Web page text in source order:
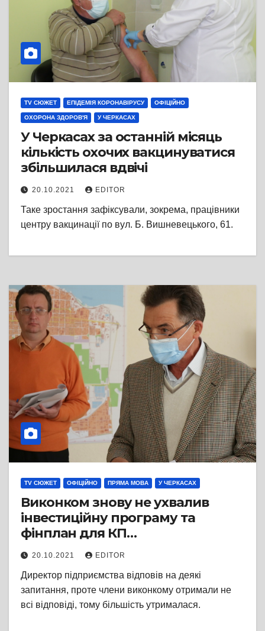
TV СЮЖЕТ ЕПІДЕМІЯ КОРОНАВІРУСУ ОФІЦІЙНО
ОХОРОНА ЗДОРОВ'Я У ЧЕРКАСАХ
У Черкасах за останній місяць
кількість охочих вакцинуватися
збільшилася вдвічі
20.10.2021 EDITOR
Таке зростання зафіксували, зокрема, працівники
центру вакцинації по вул. Б. Вишневецького, 61.
TV СЮЖЕТ ОФІЦІЙНО ПРЯМА МОВА У ЧЕРКАСАХ
Виконком знову не ухвалив
інвестиційну програму та
фінплан для КП
«Черкасиводоканал»
20.10.2021 EDITOR
Директор підприємства відповів на деякі
запитання, проте члени виконкому отримали не
всі відповіді, тому більшість утрималася.